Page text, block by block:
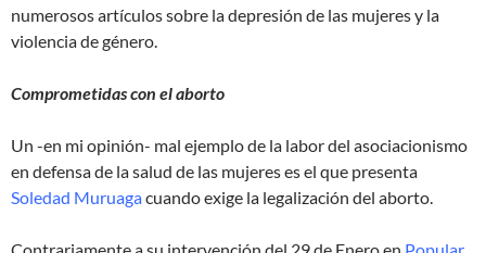
numerosos artículos sobre la depresión de las mujeres y la
violencia de género.
Comprometidas con el aborto
Un -en mi opinión- mal ejemplo de la labor del asociacionismo
en defensa de la salud de las mujeres es el que presenta
Soledad Muruagacuando exige la legalización del aborto.